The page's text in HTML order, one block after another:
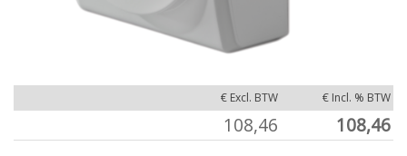
€ Excl. BTW € Incl. % BTW
108,46 108,46